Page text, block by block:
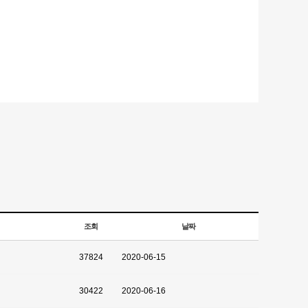
조회 날짜
37824 2020-06-15
30422 2020-06-16